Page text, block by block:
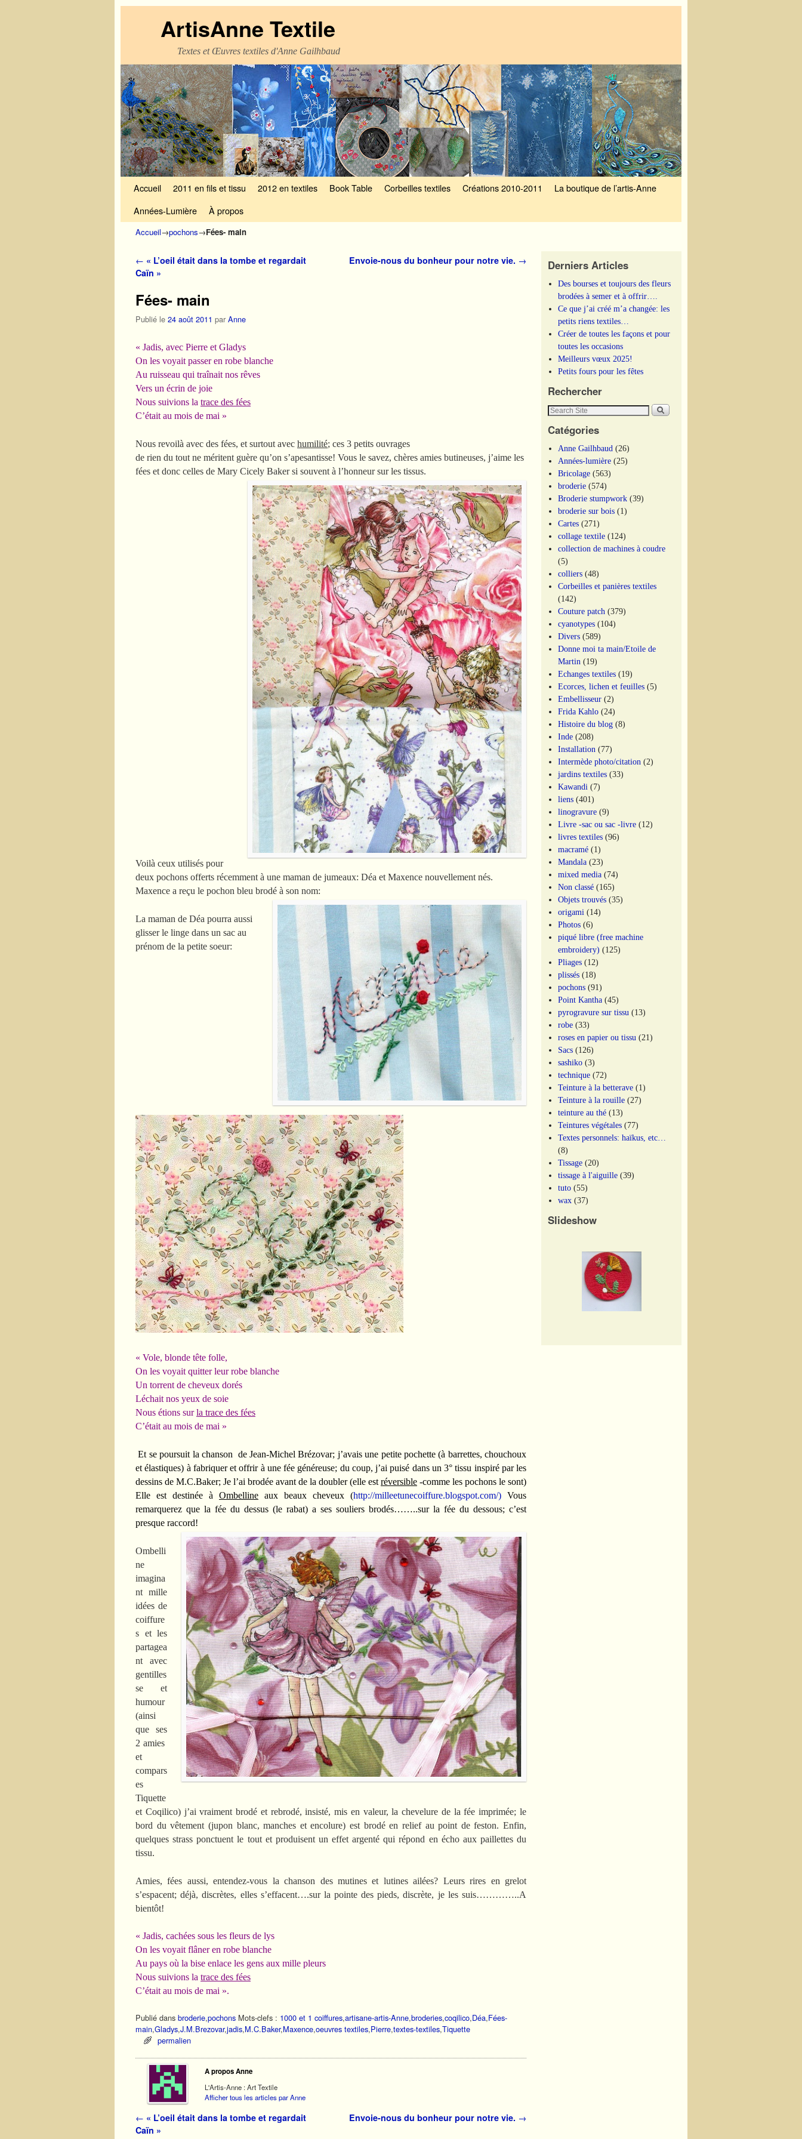
ArtisAnne Textile
Textes et Œuvres textiles d'Anne Gailhbaud
Accueil 2011 en fils et tissu 2012 en textiles Book Table Corbeilles textiles Créations 2010-2011
La boutique de l’artis-Anne
Années-Lumière
À propos
Accueil→pochons→Fées- main
Navigation des articles
← « L’oeil était dans la tombe et regardait
Caïn »
Envoie-nous du bonheur pour notre vie. →
Fées- main
Publié le 24 août 2011 par Anne
« Jadis, avec Pierre et Gladys
On les voyait passer en robe blanche
Au ruisseau qui traînait nos rêves
Vers un écrin de joie
Nous suivions la trace des fées
C’était au mois de mai »
Nous revoilà avec des fées, et surtout avec humilité; ces 3 petits ouvrages
de rien du tout ne méritent guère qu’on s’apesantisse! Vous le savez, chères amies butineuses, j’aime les
fées et donc celles de Mary Cicely Baker si souvent à l’honneur sur les tissus.
Voilà ceux utilisés pour
deux pochons offerts récemment à une maman de jumeaux: Déa et Maxence nouvellement nés.
Maxence a reçu le pochon bleu brodé à son nom:
La maman de Déa pourra aussi
glisser le linge dans un sac au
prénom de la petite soeur:
« Vole, blonde tête folle,
On les voyait quitter leur robe blanche
Un torrent de cheveux dorés
Léchait nos yeux de soie
Nous étions surla trace des fées
C’était au mois de mai »
Et se poursuit la chanson de Jean-Michel Brézovar; j’avais une petite pochette (à barrettes, chouchoux
et élastiques) à fabriquer et offrir à une fée généreuse; du coup, j’ai puisé dans un 3° tissu inspiré par les
dessins de M.C.Baker; Je l’ai brodée avant de la doubler (elle est réversible -comme les pochons le sont)
Elle est destinée à Ombelline aux beaux cheveux (http://milleetunecoiffure.blogspot.com/) Vous
remarquerez que la fée du dessus (le rabat) a ses souliers brodés……..sur la fée du dessous; c’est
presque raccord!
Ombelli
ne
imagina
nt mille
idées de
coiffure
s et les
partagea
nt avec
gentilles
se et
humour
(ainsi
que ses
2 amies
et
compars
es
Tiquette
et Coqilico) j’ai vraiment brodé et rebrodé, insisté, mis en valeur, la chevelure de la fée imprimée; le
bord du vêtement (jupon blanc, manches et encolure) est brodé en relief au point de feston. Enfin,
quelques strass ponctuent le tout et produisent un effet argenté qui répond en écho aux paillettes du
tissu.
Amies, fées aussi, entendez-vous la chanson des mutines et lutines ailées? Leurs rires en grelot
s’espacent; déjà, discrètes, elles s’effacent….sur la pointe des pieds, discrète, je les suis…………..A
bientôt!
« Jadis, cachées sous les fleurs de lys
On les voyait flâner en robe blanche
Au pays où la bise enlace les gens aux mille pleurs
Nous suivions la trace des fées
C’était au mois de mai ».
Publié dans broderie,pochons Mots-clefs : 1000 et 1 coiffures,artisane-artis-Anne,broderies,coqilico,Déa,Fées-
main,Gladys,J.M.Brezovar,jadis,M.C.Baker,Maxence,oeuvres textiles,Pierre,textes-textiles,Tiquette
permalien
A propos Anne
L'Artis-Anne : Art Textile
Afficher tous les articles par Anne
Navigation des articles
← « L’oeil était dans la tombe et regardait
Caïn »
Envoie-nous du bonheur pour notre vie. →
Derniers Articles
Des bourses et toujours des fleurs
brodées à semer et à offrir….
Ce que j’ai créé m’a changée: les
petits riens textiles…
Créer de toutes les façons et pour
toutes les occasions
Meilleurs vœux 2025!
Petits fours pour les fêtes
Rechercher
Catégories
Anne Gailhbaud (26)
Années-lumière (25)
Bricolage (563)
broderie (574)
Broderie stumpwork (39)
broderie sur bois (1)
Cartes (271)
collage textile (124)
collection de machines à coudre
(5)
colliers (48)
Corbeilles et panières textiles
(142)
Couture patch (379)
cyanotypes (104)
Divers (589)
Donne moi ta main/Etoile de
Martin (19)
Echanges textiles (19)
Ecorces, lichen et feuilles (5)
Embellisseur (2)
Frida Kahlo (24)
Histoire du blog (8)
Inde (208)
Installation (77)
Intermède photo/citation (2)
jardins textiles (33)
Kawandi (7)
liens (401)
linogravure (9)
Livre -sac ou sac -livre (12)
livres textiles (96)
macramé (1)
Mandala (23)
mixed media (74)
Non classé (165)
Objets trouvés (35)
origami (14)
Photos (6)
piqué libre (free machine
embroidery) (125)
Pliages (12)
plissés (18)
pochons (91)
Point Kantha (45)
pyrogravure sur tissu (13)
robe (33)
roses en papier ou tissu (21)
Sacs (126)
sashiko (3)
technique (72)
Teinture à la betterave (1)
Teinture à la rouille (27)
teinture au thé (13)
Teintures végétales (77)
Textes personnels: haïkus, etc…
(8)
Tissage (20)
tissage à l'aiguille (39)
tuto (55)
wax (37)
Slideshow